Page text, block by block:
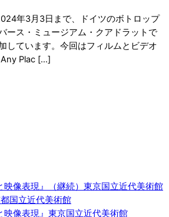
年3月3日まで、ドイツのボトロップ
ース・ミュージアム・クアドラットで
しています。今回はフィルムとビデオ
Plac […]
映像表現』（継続）東京国立近代美術館
国立近代美術館
映像表現』東京国立近代美術館